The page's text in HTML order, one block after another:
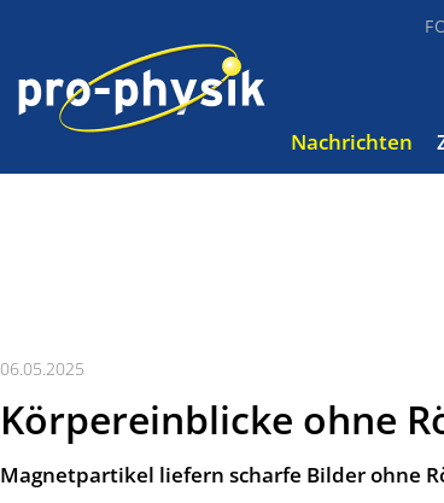
Nachrichten
06.05.2025
Körpereinblicke ohne
Magnetpartikel liefern scharfe Bilder ohne